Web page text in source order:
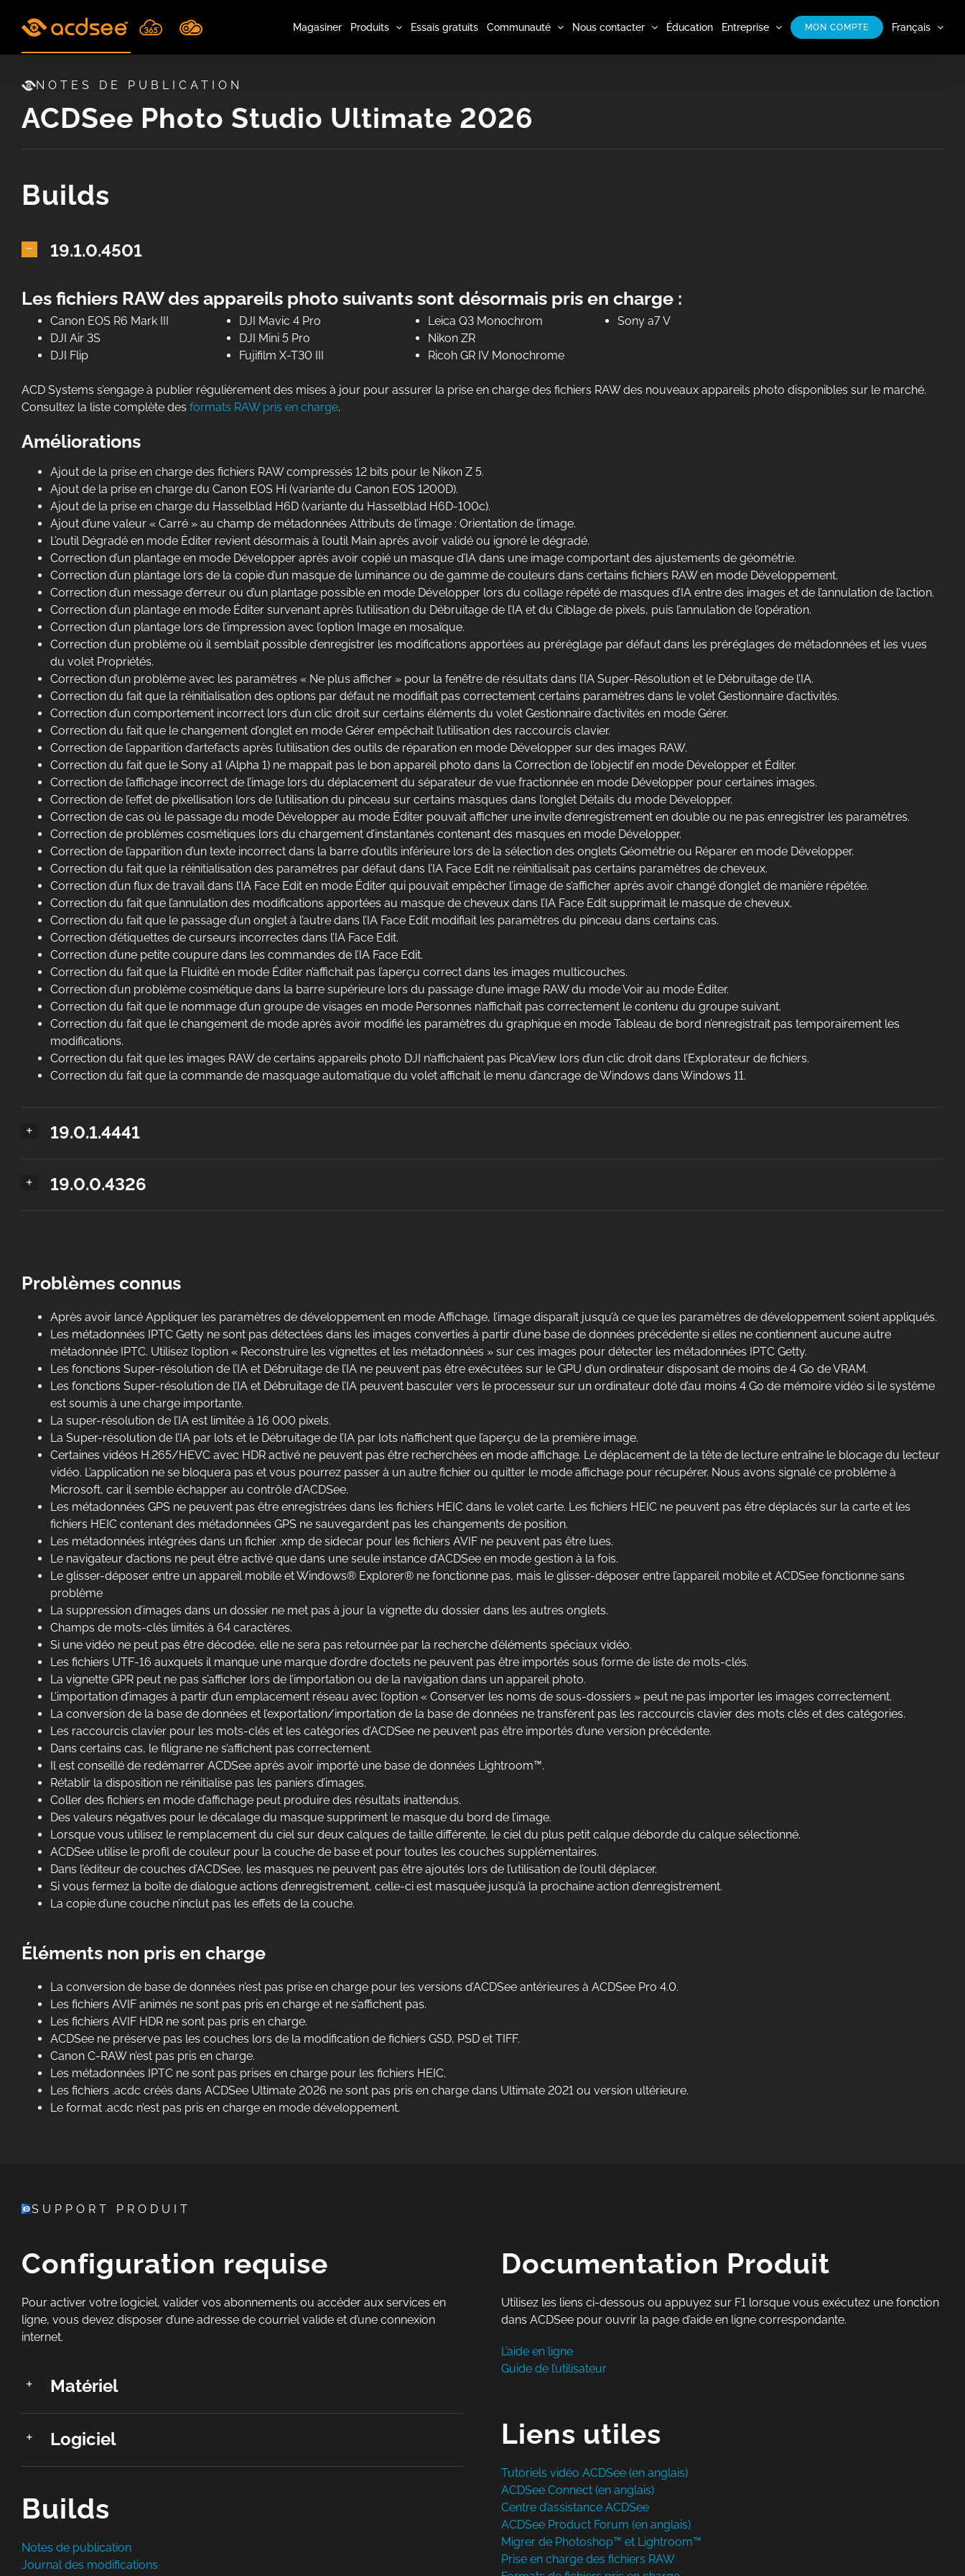
Magasiner Produits Essais gratuits Communauté Nous contacter Éducation Entreprise MON COMPTE Français
NOTES DE PUBLICATION
ACDSee Photo Studio Ultimate 2026
Builds
19.1.0.4501
Les fichiers RAW des appareils photo suivants sont désormais pris en charge :
Canon EOS R6 Mark III
DJI Air 3S
DJI Flip
DJI Mavic 4 Pro
DJI Mini 5 Pro
Fujifilm X-T30 III
Leica Q3 Monochrom
Nikon ZR
Ricoh GR IV Monochrome
Sony a7 V
ACD Systems s’engage à publier régulièrement des mises à jour pour assurer la prise en charge des fichiers RAW des nouveaux appareils photo disponibles sur le marché.
Consultez la liste complète des formats RAW pris en charge.
Améliorations
Ajout de la prise en charge des fichiers RAW compressés 12 bits pour le Nikon Z 5.
Ajout de la prise en charge du Canon EOS Hi (variante du Canon EOS 1200D).
Ajout de la prise en charge du Hasselblad H6D (variante du Hasselblad H6D-100c).
Ajout d’une valeur « Carré » au champ de métadonnées Attributs de l’image : Orientation de l’image.
L’outil Dégradé en mode Éditer revient désormais à l’outil Main après avoir validé ou ignoré le dégradé.
Correction d’un plantage en mode Développer après avoir copié un masque d’IA dans une image comportant des ajustements de géométrie.
Correction d’un plantage lors de la copie d’un masque de luminance ou de gamme de couleurs dans certains fichiers RAW en mode Développement.
Correction d’un message d’erreur ou d’un plantage possible en mode Développer lors du collage répété de masques d’IA entre des images et de l’annulation de l’action.
Correction d’un plantage en mode Éditer survenant après l’utilisation du Débruitage de l’IA et du Ciblage de pixels, puis l’annulation de l’opération.
Correction d’un plantage lors de l’impression avec l’option Image en mosaïque.
Correction d’un problème où il semblait possible d’enregistrer les modifications apportées au préréglage par défaut dans les préréglages de métadonnées et les vues
du volet Propriétés.
Correction d’un problème avec les paramètres « Ne plus afficher » pour la fenêtre de résultats dans l’IA Super-Résolution et le Débruitage de l’IA.
Correction du fait que la réinitialisation des options par défaut ne modifiait pas correctement certains paramètres dans le volet Gestionnaire d’activités.
Correction d’un comportement incorrect lors d’un clic droit sur certains éléments du volet Gestionnaire d’activités en mode Gérer.
Correction du fait que le changement d’onglet en mode Gérer empêchait l’utilisation des raccourcis clavier.
Correction de l’apparition d’artefacts après l’utilisation des outils de réparation en mode Développer sur des images RAW.
Correction du fait que le Sony a1 (Alpha 1) ne mappait pas le bon appareil photo dans la Correction de l’objectif en mode Développer et Éditer.
Correction de l’affichage incorrect de l’image lors du déplacement du séparateur de vue fractionnée en mode Développer pour certaines images.
Correction de l’effet de pixellisation lors de l’utilisation du pinceau sur certains masques dans l’onglet Détails du mode Développer.
Correction de cas où le passage du mode Développer au mode Éditer pouvait afficher une invite d’enregistrement en double ou ne pas enregistrer les paramètres.
Correction de problèmes cosmétiques lors du chargement d’instantanés contenant des masques en mode Développer.
Correction de l’apparition d’un texte incorrect dans la barre d’outils inférieure lors de la sélection des onglets Géométrie ou Réparer en mode Développer.
Correction du fait que la réinitialisation des paramètres par défaut dans l’IA Face Edit ne réinitialisait pas certains paramètres de cheveux.
Correction d’un flux de travail dans l’IA Face Edit en mode Éditer qui pouvait empêcher l’image de s’afficher après avoir changé d’onglet de manière répétée.
Correction du fait que l’annulation des modifications apportées au masque de cheveux dans l’IA Face Edit supprimait le masque de cheveux.
Correction du fait que le passage d’un onglet à l’autre dans l’IA Face Edit modifiait les paramètres du pinceau dans certains cas.
Correction d’étiquettes de curseurs incorrectes dans l’IA Face Edit.
Correction d’une petite coupure dans les commandes de l’IA Face Edit.
Correction du fait que la Fluidité en mode Éditer n’affichait pas l’aperçu correct dans les images multicouches.
Correction d’un problème cosmétique dans la barre supérieure lors du passage d’une image RAW du mode Voir au mode Éditer.
Correction du fait que le nommage d’un groupe de visages en mode Personnes n’affichait pas correctement le contenu du groupe suivant.
Correction du fait que le changement de mode après avoir modifié les paramètres du graphique en mode Tableau de bord n’enregistrait pas temporairement les
modifications.
Correction du fait que les images RAW de certains appareils photo DJI n’affichaient pas PicaView lors d’un clic droit dans l’Explorateur de fichiers.
Correction du fait que la commande de masquage automatique du volet affichait le menu d’ancrage de Windows dans Windows 11.
19.0.1.4441
19.0.0.4326
Problèmes connus
Après avoir lancé Appliquer les paramètres de développement en mode Affichage, l’image disparaît jusqu’à ce que les paramètres de développement soient appliqués.
Les métadonnées IPTC Getty ne sont pas détectées dans les images converties à partir d’une base de données précédente si elles ne contiennent aucune autre
métadonnée IPTC. Utilisez l’option « Reconstruire les vignettes et les métadonnées » sur ces images pour détecter les métadonnées IPTC Getty.
Les fonctions Super-résolution de l’IA et Débruitage de l’IA ne peuvent pas être exécutées sur le GPU d’un ordinateur disposant de moins de 4 Go de VRAM.
Les fonctions Super-résolution de l’IA et Débruitage de l’IA peuvent basculer vers le processeur sur un ordinateur doté d’au moins 4 Go de mémoire vidéo si le système
est soumis à une charge importante.
La super-résolution de l’IA est limitée à 16 000 pixels.
La Super-résolution de l’IA par lots et le Débruitage de l’IA par lots n’affichent que l’aperçu de la première image.
Certaines vidéos H.265/HEVC avec HDR activé ne peuvent pas être recherchées en mode affichage. Le déplacement de la tête de lecture entraîne le blocage du lecteur
vidéo. L’application ne se bloquera pas et vous pourrez passer à un autre fichier ou quitter le mode affichage pour récupérer. Nous avons signalé ce problème à
Microsoft, car il semble échapper au contrôle d’ACDSee.
Les métadonnées GPS ne peuvent pas être enregistrées dans les fichiers HEIC dans le volet carte. Les fichiers HEIC ne peuvent pas être déplacés sur la carte et les
fichiers HEIC contenant des métadonnées GPS ne sauvegardent pas les changements de position.
Les métadonnées intégrées dans un fichier .xmp de sidecar pour les fichiers AVIF ne peuvent pas être lues.
Le navigateur d’actions ne peut être activé que dans une seule instance d’ACDSee en mode gestion à la fois.
Le glisser-déposer entre un appareil mobile et Windows® Explorer® ne fonctionne pas, mais le glisser-déposer entre l’appareil mobile et ACDSee fonctionne sans
problème
La suppression d’images dans un dossier ne met pas à jour la vignette du dossier dans les autres onglets.
Champs de mots-clés limités à 64 caractères.
Si une vidéo ne peut pas être décodée, elle ne sera pas retournée par la recherche d’éléments spéciaux vidéo.
Les fichiers UTF-16 auxquels il manque une marque d’ordre d’octets ne peuvent pas être importés sous forme de liste de mots-clés.
La vignette GPR peut ne pas s’afficher lors de l’importation ou de la navigation dans un appareil photo.
L’importation d’images à partir d’un emplacement réseau avec l’option « Conserver les noms de sous-dossiers » peut ne pas importer les images correctement.
La conversion de la base de données et l’exportation/importation de la base de données ne transfèrent pas les raccourcis clavier des mots clés et des catégories.
Les raccourcis clavier pour les mots-clés et les catégories d’ACDSee ne peuvent pas être importés d’une version précédente.
Dans certains cas, le filigrane ne s’affichent pas correctement.
Il est conseillé de redémarrer ACDSee après avoir importé une base de données Lightroom™.
Rétablir la disposition ne réinitialise pas les paniers d’images.
Coller des fichiers en mode d’affichage peut produire des résultats inattendus.
Des valeurs négatives pour le décalage du masque suppriment le masque du bord de l’image.
Lorsque vous utilisez le remplacement du ciel sur deux calques de taille différente, le ciel du plus petit calque déborde du calque sélectionné.
ACDSee utilise le profil de couleur pour la couche de base et pour toutes les couches supplémentaires.
Dans l’éditeur de couches d’ACDSee, les masques ne peuvent pas être ajoutés lors de l’utilisation de l’outil déplacer.
Si vous fermez la boîte de dialogue actions d’enregistrement, celle-ci est masquée jusqu’à la prochaine action d’enregistrement.
La copie d’une couche n’inclut pas les effets de la couche.
Éléments non pris en charge
La conversion de base de données n’est pas prise en charge pour les versions d’ACDSee antérieures à ACDSee Pro 4.0.
Les fichiers AVIF animés ne sont pas pris en charge et ne s’affichent pas.
Les fichiers AVIF HDR ne sont pas pris en charge.
ACDSee ne préserve pas les couches lors de la modification de fichiers GSD, PSD et TIFF.
Canon C-RAW n’est pas pris en charge.
Les métadonnées IPTC ne sont pas prises en charge pour les fichiers HEIC.
Les fichiers .acdc créés dans ACDSee Ultimate 2026 ne sont pas pris en charge dans Ultimate 2021 ou version ultérieure.
Le format .acdc n’est pas pris en charge en mode développement.
SUPPORT PRODUIT
Configuration requise
Pour activer votre logiciel, valider vos abonnements ou accéder aux services en
ligne, vous devez disposer d’une adresse de courriel valide et d’une connexion
internet.
Matériel
Logiciel
Builds
Notes de publication
Journal des modifications
Documentation Produit
Utilisez les liens ci-dessous ou appuyez sur F1 lorsque vous exécutez une fonction
dans ACDSee pour ouvrir la page d’aide en ligne correspondante.
L’aide en ligne
Guide de l’utilisateur
Liens utiles
Tutoriels vidéo ACDSee (en anglais)
ACDSee Connect (en anglais)
Centre d’assistance ACDSee
ACDSee Product Forum (en anglais)
Migrer de Photoshop™ et Lightroom™
Prise en charge des fichiers RAW